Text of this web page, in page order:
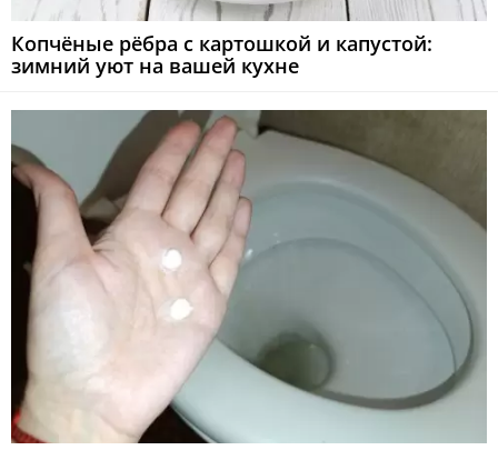
Копчёные рёбра с картошкой и капустой:
зимний уют на вашей кухне